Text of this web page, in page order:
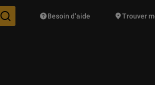
Des suggestions de produits vont vous
Besoin d’aide Trouver